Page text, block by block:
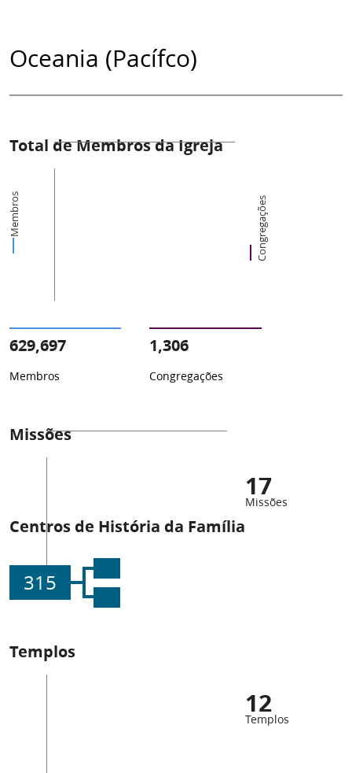
Oceania (Pacífco)
Total de Membros da Igreja
Membros Congregações
629,697
Membros
1,306
Congregações
Missões
17
Missões
Centros de História da Família
315
Templos
12
Templos